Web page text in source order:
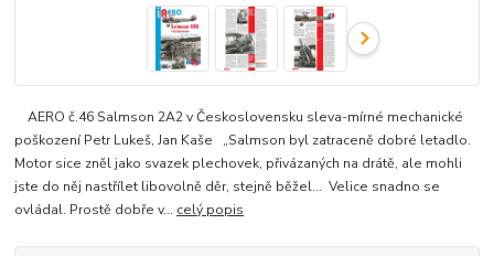
AERO č.46 Salmson 2A2 v Československu sleva-mírné mechanické
poškození Petr Lukeš, Jan Kaše „Salmson byl zatraceně dobré letadlo.
Motor sice zněl jako svazek plechovek, přivázaných na drátě, ale mohli
jste do něj nastřílet libovolně děr, stejně běžel… Velice snadno se
ovládal. Prostě dobře v... celý popis